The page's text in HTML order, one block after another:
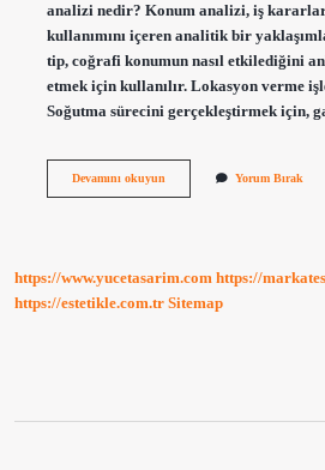
analizi nedir? Konum analizi, iş
kullanımını içeren analitik bir
tip, coğrafi konumun nasıl etkilediğini
etmek için kullanılır. Lokasyon verme
Soğutma sürecini gerçekleştirmek için,
Devamını okuyunLokasyon
Yorum Bırak
https://www.yucetasarim.com https://
https://estetikle.com.tr Sitemap